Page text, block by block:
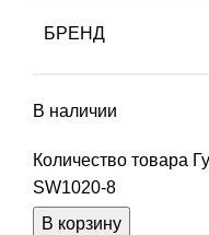
БРЕНД
В наличии
Количество товара
SW1020-8
В корзину